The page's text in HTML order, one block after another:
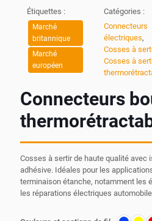
Étiquettes :
Marché
britannique
Marché
européen
Catégories :
Connecteurs
électriques,
Cosses à
Cosses à
Connecteurs
Cosses à sertir de haute qualité avec
adhésive. Idéales pour les
terminaison étanche, notamment les
les réparations électriques